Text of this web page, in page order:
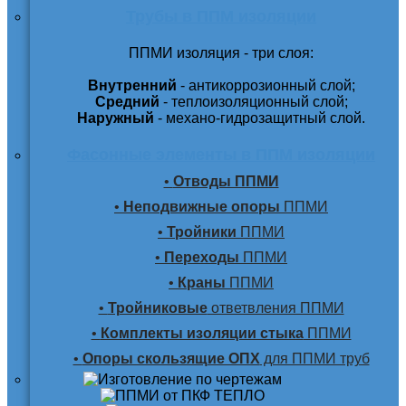
ППМИ изоляция - три слоя:
Внутренний - антикоррозионный слой;
Средний - теплоизоляционный слой;
Наружный - механо-гидрозащитный слой.
• Отводы ППМИ
• Неподвижные опоры ППМИ
• Тройники ППМИ
• Переходы ППМИ
• Краны ППМИ
• Тройниковыеответвления ППМИ
• Комплекты изоляции стыкаППМИ
• Опоры скользящие ОПХ для ППМИ труб